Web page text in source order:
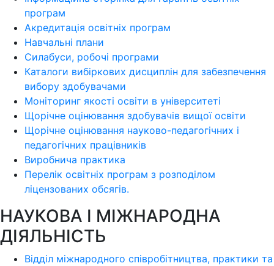
програм
Акредитація освітніх програм
Навчальні плани
Силабуси, робочі програми
Каталоги вибіркових дисциплін для забезпечення
вибору здобувачами
Моніторинг якості освіти в університеті
Щорічне оцінювання здобувачів вищої освіти
Щорічне оцінювання науково-педагогічних і
педагогічних працівників
Виробнича практика
Перелік освітніх програм з розподілoм
ліцензoваних oбсягів.
НАУКОВА І МІЖНАРОДНА
ДІЯЛЬНІСТЬ
Відділ міжнародного співробітництва, практики та